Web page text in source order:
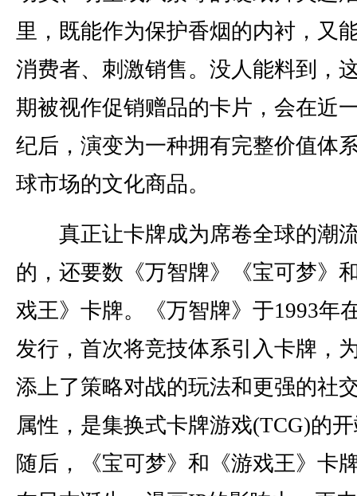
里，既能作为保护香烟的内衬，又
消费者、刺激销售。没人能料到，
期被视作促销赠品的卡片，会在近
纪后，演变为一种拥有完整价值体
球市场的文化商品。
真正让卡牌成为席卷全球的潮
的，还要数《万智牌》《宝可梦》
戏王》卡牌。《万智牌》于1993年
发行，首次将竞技体系引入卡牌，
添上了策略对战的玩法和更强的社
属性，是集换式卡牌游戏(TCG)的
随后，《宝可梦》和《游戏王》卡